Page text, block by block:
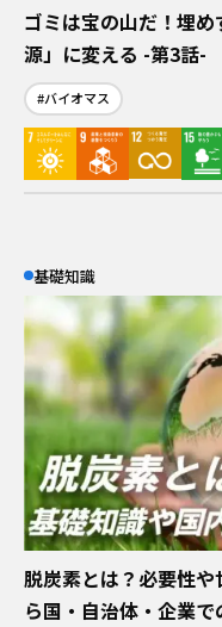
ゴミは宝の山だ！埋
源」に変える -第3話-
#バイオマス
基礎知識
脱炭素とは？必要性
ら国・自治体・企業